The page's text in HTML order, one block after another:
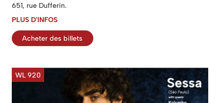
651, rue Dufferin.
PLUS D'INFOS
Acheter des billets
WL 920